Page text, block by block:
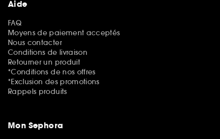
Aide
FAQ
Moyens de paiement acceptés
Nous contacter
Conditions de livraison
Retourner un produit
*Conditions de nos offres
*Exclusion des promotions
Rappels produits
Mon Sephora